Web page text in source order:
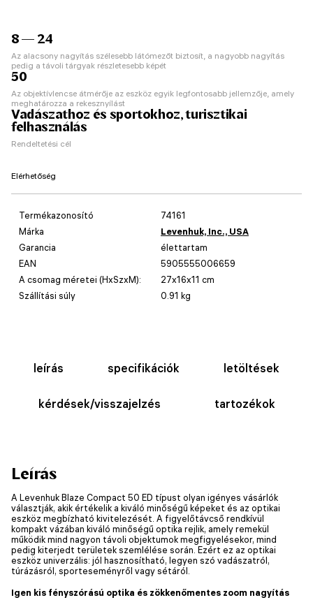
8 — 24
Az alacsony nagyítás szélesebb látómezőt biztosít, a nagyobb nagyítás
pedig a távoli tárgyak részletesebb képét
50
Az objektívlencse átmérője az eszköz egyik legfontosabb jellemzője, amely
meghatározza a rekesznyílást
Vadászathoz és sportokhoz, turisztikai
felhasználás
Rendeltetési cél
Elérhetőség
Termékazonosító
74161
Márka
Levenhuk, Inc., USA
Garancia
élettartam
EAN
5905555006659
A csomag méretei (HxSzxM):
27x16x11 cm
Szállítási súly
0.91 kg
leírás specifikációk letöltések
kérdések/visszajelzés tartozékok
Leírás
A Levenhuk Blaze Compact 50 ED típust olyan igényes vásárlók
választják, akik értékelik a kiváló minőségű képeket és az optikai
eszköz megbízható kivitelezését. A figyelőtávcső rendkívül
kompakt vázában kiváló minőségű optika rejlik, amely remekül
működik mind nagyon távoli objektumok megfigyelésekor, mind
pedig kiterjedt területek szemlélése során. Ezért ez az optikai
eszköz univerzális: jól hasznosítható, legyen szó vadászatról,
túrázásról, sporteseményről vagy sétáról.
Igen kis fényszórású optika és zökkenőmentes zoom nagyítás